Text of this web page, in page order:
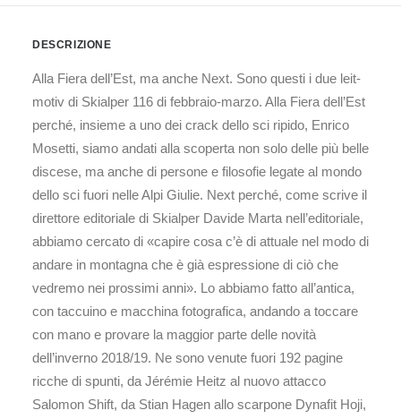
DESCRIZIONE
Alla Fiera dell’Est, ma anche Next. Sono questi i due leit-
motiv di Skialper 116 di febbraio-marzo. Alla Fiera dell’Est
perché, insieme a uno dei crack dello sci ripido, Enrico
Mosetti, siamo andati alla scoperta non solo delle più belle
discese, ma anche di persone e filosofie legate al mondo
dello sci fuori nelle Alpi Giulie. Next perché, come scrive il
direttore editoriale di Skialper Davide Marta nell’editoriale,
abbiamo cercato di «capire cosa c’è di attuale nel modo di
andare in montagna che è già espressione di ciò che
vedremo nei prossimi anni». Lo abbiamo fatto all’antica,
con taccuino e macchina fotografica, andando a toccare
con mano e provare la maggior parte delle novità
dell’inverno 2018/19. Ne sono venute fuori 192 pagine
ricche di spunti, da Jérémie Heitz al nuovo attacco
Salomon Shift, da Stian Hagen allo scarpone Dynafit Hoji,